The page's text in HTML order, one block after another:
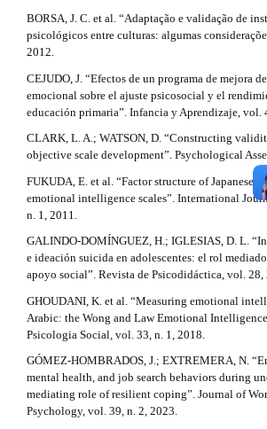
e
_
m
e
u
s
i
e
b
a
r
#
#
i
c
l
e
.
d
e
t
a
i
l
s
#
#
BORSA, J. C. et al. “Adaptação e validação de
psicológicos entre culturas: algumas
2012.
CEJUDO, J. “Efectos de un programa de mejora
emocional sobre el ajuste psicosocial y el
educación primaria”. Infancia y Aprendizaje, vol.
CLARK, L. A.; WATSON, D. “Constructing
objective scale development”. Psychological
FUKUDA, E. et al. “Factor structure of Japanese
emotional intelligence scales”. International
n. 1, 2011.
GALINDO-DOMÍNGUEZ, H.; IGLESIAS, D. L.
e ideación suicida en adolescentes: el rol
apoyo social”. Revista de Psicodidáctica, vol. 28,
GHOUDANI, K. et al. “Measuring emotional
Arabic: the Wong and Law Emotional
Psicologia Social, vol. 33, n. 1, 2018.
GÓMEZ-HOMBRADOS, J.; EXTREMERA, N.
mental health, and job search behaviors during
mediating role of resilient coping”. Journal of
Psychology, vol. 39, n. 2, 2023.